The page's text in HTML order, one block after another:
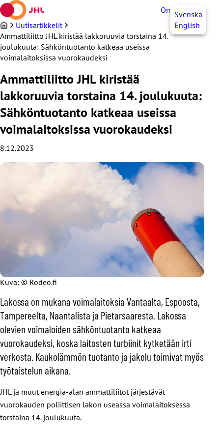
Siirry
sisältöön
OmaJHLSvenska
English
Uutisartikkelit
Ammattiliitto JHL kiristää lakkoruuvia torstaina 14.
joulukuuta: Sähköntuotanto katkeaa useissa
voimalaitoksissa vuorokaudeksi
Ammattiliitto JHL kiristää
lakkoruuvia torstaina 14. joulukuuta:
Sähköntuotanto katkeaa useissa
voimalaitoksissa vuorokaudeksi
8.12.2023
Kuva: © Rodeo.fi
Lakossa on mukana voimalaitoksia Vantaalta, Espoosta,
Tampereelta, Naantalista ja Pietarsaaresta. Lakossa
olevien voimaloiden sähköntuotanto katkeaa
vuorokaudeksi, koska laitosten turbiinit kytketään irti
verkosta. Kaukolämmön tuotanto ja jakelu toimivat myös
työtaistelun aikana.
JHL ja muut energia-alan ammattiliitot järjestävät
vuorokauden poliittisen lakon useassa voimalaitoksessa
torstaina 14. joulukuuta.